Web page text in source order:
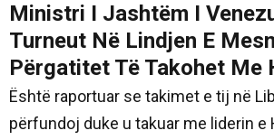
Ministri I Jashtëm I
Turneut Në Lindjen E
Përgatitet Të Takohet Me
Është raportuar se takimet e tij në
përfundoj duke u takuar me liderin e